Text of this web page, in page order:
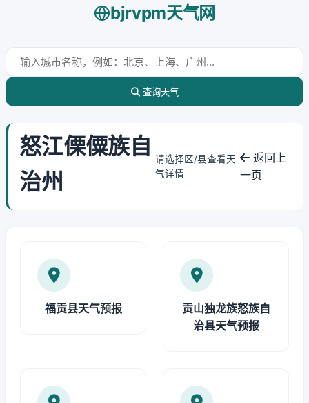
bjrvpm天气网
查询天气
怒江傈僳族自
治州
请选择区/县查看天
气详情
返回上
一页
福贡县天气预报
贡山独龙族怒族自
治县天气预报